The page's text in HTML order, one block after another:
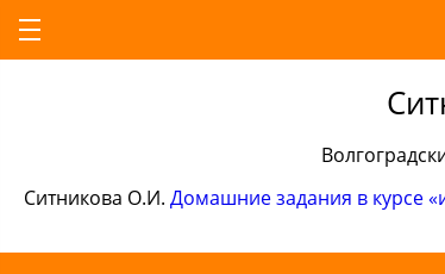
Ситникова О.И. Домашние задания в курсе